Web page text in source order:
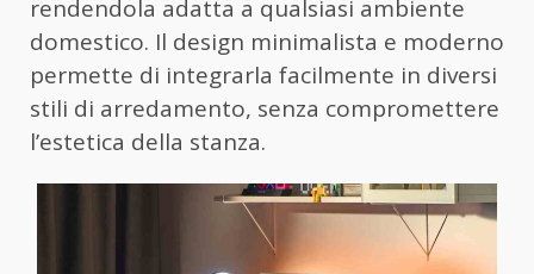
rendendola adatta a qualsiasi ambiente
domestico. Il design minimalista e moderno
permette di integrarla facilmente in diversi
stili di arredamento, senza compromettere
l’estetica della stanza.